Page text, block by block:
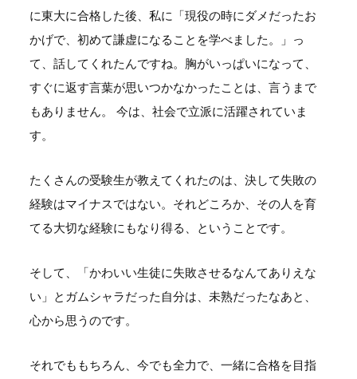
に東大に合格した後、私に「現役の時にダメだったお
かげで、初めて謙虚になることを学べました。」っ
て、話してくれたんですね。胸がいっぱいになって、
すぐに返す言葉が思いつかなかったことは、言うまで
もありません。 今は、社会で立派に活躍されていま
す。
たくさんの受験生が教えてくれたのは、決して失敗の
経験はマイナスではない。それどころか、その人を育
てる大切な経験にもなり得る、ということです。
そして、「かわいい生徒に失敗させるなんてありえな
い」とガムシャラだった自分は、未熟だったなあと、
心から思うのです。
それでももちろん、今でも全力で、一緒に合格を目指